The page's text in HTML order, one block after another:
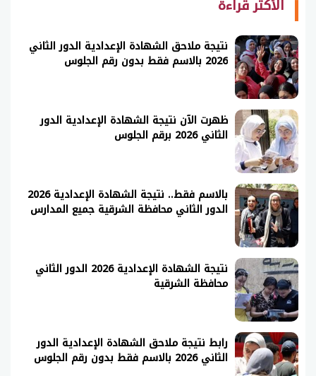
الأكثر قراءة
نتيجة ملاحق الشهادة الإعدادية الدور الثاني
2026 بالاسم فقط بدون رقم الجلوس
ظهرت الآن نتيجة الشهادة الإعدادية الدور
الثاني 2026 برقم الجلوس
بالاسم فقط.. نتيجة الشهادة الإعدادية 2026
الدور الثاني محافظة الشرقية جميع المدارس
نتيجة الشهادة الإعدادية 2026 الدور الثاني
محافظة الشرقية
رابط نتيجة ملاحق الشهادة الإعدادية الدور
الثاني 2026 بالاسم فقط بدون رقم الجلوس